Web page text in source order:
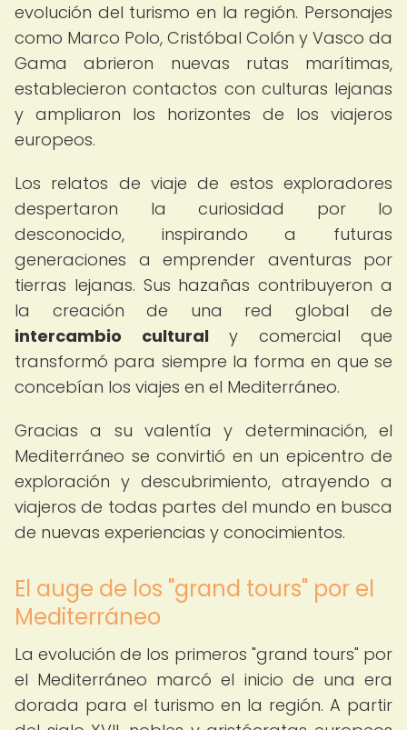
evolución del turismo en la región. Personajes
como Marco Polo, Cristóbal Colón y Vasco da
Gama abrieron nuevas rutas marítimas,
establecieron contactos con culturas lejanas
y ampliaron los horizontes de los viajeros
europeos.
Los relatos de viaje de estos exploradores
despertaron la curiosidad por lo
desconocido, inspirando a futuras
generaciones a emprender aventuras por
tierras lejanas. Sus hazañas contribuyeron a
la creación de una red global de
intercambio culturaly comercial que
transformó para siempre la forma en que se
concebían los viajes en el Mediterráneo.
Gracias a su valentía y determinación, el
Mediterráneo se convirtió en un epicentro de
exploración y descubrimiento, atrayendo a
viajeros de todas partes del mundo en busca
de nuevas experiencias y conocimientos.
El auge de los "grand tours" por el
Mediterráneo
La evolución de los primeros "grand tours" por
el Mediterráneo marcó el inicio de una era
dorada para el turismo en la región. A partir